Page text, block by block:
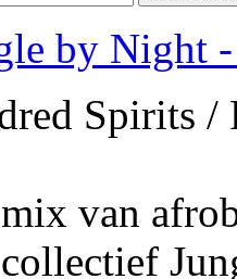
by Night
Spirits /
van